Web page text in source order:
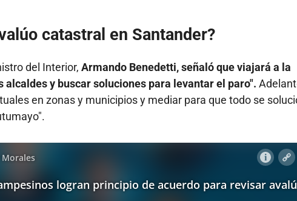
catastral en Santander?
del Interior, Armando Benedetti, señaló que viajará a la
y buscar soluciones para levantar el paro".
en zonas y municipios y mediar para que todo se